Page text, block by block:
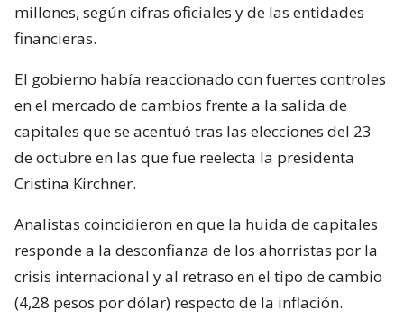
millones, según cifras oficiales y de las entidades
financieras.
El gobierno había reaccionado con fuertes controles
en el mercado de cambios frente a la salida de
capitales que se acentuó tras las elecciones del 23
de octubre en las que fue reelecta la presidenta
Cristina Kirchner.
Analistas coincidieron en que la huida de capitales
responde a la desconfianza de los ahorristas por la
crisis internacional y al retraso en el tipo de cambio
(4,28 pesos por dólar) respecto de la inflación.